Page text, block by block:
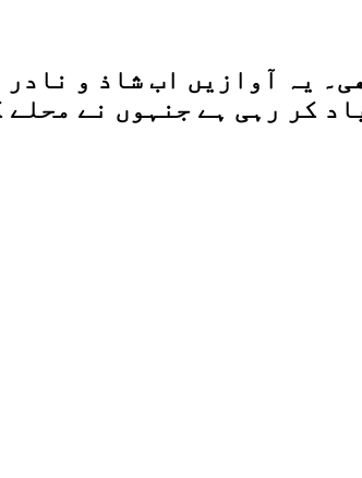
یہ آوازیں اب شاذ و نادر
کر رہی ہے جنہوں نے